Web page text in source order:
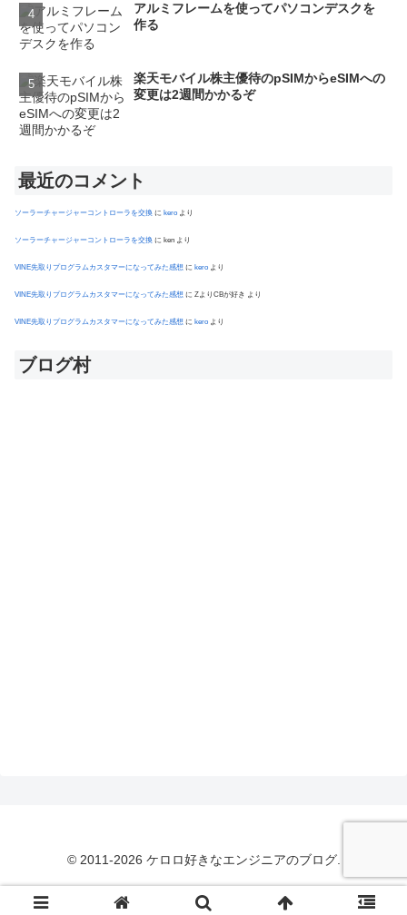
アルミフレームを使ってパソコンデスクを
作る
楽天モバイル株主優待のpSIMからeSIMへの
変更は2週間かかるぞ
最近のコメント
ソーラーチャージャーコントローラを交換 に kero より
ソーラーチャージャーコントローラを交換 に ken より
VINE先取りプログラムカスタマーになってみた感想 に kero より
VINE先取りプログラムカスタマーになってみた感想 に ZよりCBが好き より
VINE先取りプログラムカスタマーになってみた感想 に kero より
ブログ村
© 2011-2026 ケロロ好きなエンジニアのブログ.